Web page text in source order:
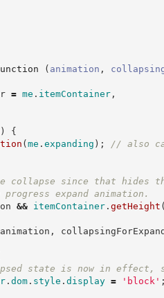
( animation ,
= me . itemContainer,
)
{
(me . expanding ) ; // also
collapse since that hides
progress expand animation.
&& itemContainer. getHeight
animation ,
state is now in effect,
. dom. style . display = ' block '